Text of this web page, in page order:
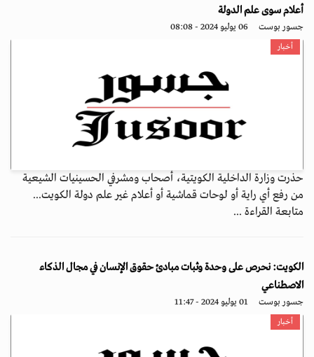
أعلام سوى علم الدولة
جسور بوست 06 يوليو 2024 - 08:08
أخبار
حذرت وزارة الداخلية الكويتية، أصحاب ومشرفي الحسينيات الشيعية
من رفع أي راية أو لوحات قماشية أو أعلام غير علم دولة الكويت...
متابعة القراءة ...
الكويت: نحرص على وحدة وثبات مبادئ حقوق الإنسان في مجال الذكاء
الاصطناعي
جسور بوست 01 يوليو 2024 - 11:47
أخبار